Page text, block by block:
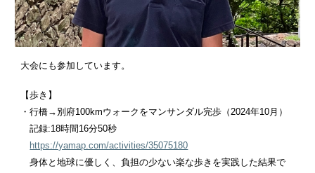
大会にも参加しています。
【歩き】
・行橋→別府100kmウォークをマンサンダル完歩（2024年10月）
記録:18時間16分50秒
https://yamap.com/activities/35075180
身体と地球に優しく、負担の少ない楽な歩きを実践した結果で